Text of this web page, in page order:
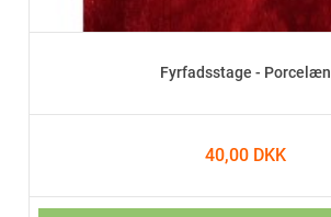
Fyrfadsstage - Porcelæn
40,00 DKK